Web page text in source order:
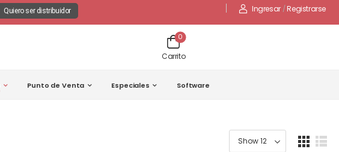
Quiero ser distribuidor Ingresar /Registrarse
Carrito
0
Punto de Venta Especiales Software